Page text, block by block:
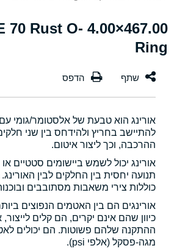
70 Rust O-
Ring
אורינג הוא טבעת של אלסטומר/גומי
להתיישב בחריץ ולהידחס בין שני
ההרכבה, וכך ליצור איטום.
אורינג יכול לשמש ביישומים סטטיים
תנועה יחסית בין החלקים לבין
כוללות צירי משאבות מסתובבים
אורינגים הם בין האטמים הנפוצים
כיוון שהם אינם יקרים, הם קלים לייצור,
ההתקנה שלהם פשוטות. הם יכולים
מגה-פסקל (אלפי psi).